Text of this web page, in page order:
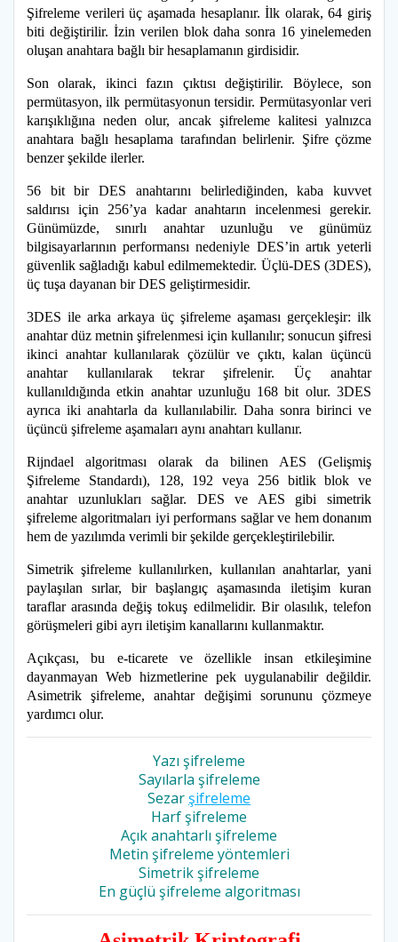
Şifreleme verileri üç aşamada hesaplanır. İlk olarak, 64 giriş
biti değiştirilir. İzin verilen blok daha sonra 16 yinelemeden
oluşan anahtara bağlı bir hesaplamanın girdisidir.
Son olarak, ikinci fazın çıktısı değiştirilir. Böylece, son
permütasyon, ilk permütasyonun tersidir. Permütasyonlar veri
karışıklığına neden olur, ancak şifreleme kalitesi yalnızca
anahtara bağlı hesaplama tarafından belirlenir. Şifre çözme
benzer şekilde ilerler.
56 bit bir DES anahtarını belirlediğinden, kaba kuvvet
saldırısı için 256’ya kadar anahtarın incelenmesi gerekir.
Günümüzde, sınırlı anahtar uzunluğu ve günümüz
bilgisayarlarının performansı nedeniyle DES’in artık yeterli
güvenlik sağladığı kabul edilmemektedir. Üçlü-DES (3DES),
üç tuşa dayanan bir DES geliştirmesidir.
3DES ile arka arkaya üç şifreleme aşaması gerçekleşir: ilk
anahtar düz metnin şifrelenmesi için kullanılır; sonucun şifresi
ikinci anahtar kullanılarak çözülür ve çıktı, kalan üçüncü
anahtar kullanılarak tekrar şifrelenir. Üç anahtar
kullanıldığında etkin anahtar uzunluğu 168 bit olur. 3DES
ayrıca iki anahtarla da kullanılabilir. Daha sonra birinci ve
üçüncü şifreleme aşamaları aynı anahtarı kullanır.
Rijndael algoritması olarak da bilinen AES (Gelişmiş
Şifreleme Standardı), 128, 192 veya 256 bitlik blok ve
anahtar uzunlukları sağlar. DES ve AES gibi simetrik
şifreleme algoritmaları iyi performans sağlar ve hem donanım
hem de yazılımda verimli bir şekilde gerçekleştirilebilir.
Simetrik şifreleme kullanılırken, kullanılan anahtarlar, yani
paylaşılan sırlar, bir başlangıç aşamasında iletişim kuran
taraflar arasında değiş tokuş edilmelidir. Bir olasılık, telefon
görüşmeleri gibi ayrı iletişim kanallarını kullanmaktır.
Açıkçası, bu e-ticarete ve özellikle insan etkileşimine
dayanmayan Web hizmetlerine pek uygulanabilir değildir.
Asimetrik şifreleme, anahtar değişimi sorununu çözmeye
yardımcı olur.
Yazı şifreleme
Sayılarla şifreleme
Sezarşifreleme
Harf şifreleme
Açık anahtarlı şifreleme
Metin şifreleme yöntemleri
Simetrik şifreleme
En güçlü şifreleme algoritması